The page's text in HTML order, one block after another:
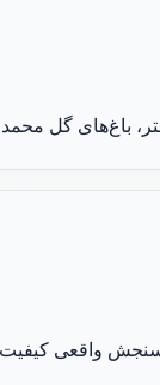
باغ‌های گل
واقعی کیفیت